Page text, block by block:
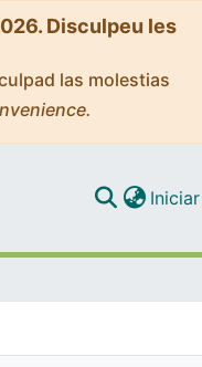
Disculpeu les
las molestias